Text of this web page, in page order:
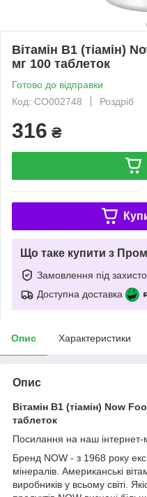
Вітамін В1 (тіамін)
мг 100 таблеток
Готово до відправки
Код: CO002748
Роздріб
316 ₴
Що таке купити з
Замовлення під
Доступна доставка
Опис Характеристики
Опис
Вітамін В1 (тіамін) Now
таблеток
Посилання на наш інтернет-
Бренд NOW - з 1968 року
мінералів. Американські
виробників у всьому світі.